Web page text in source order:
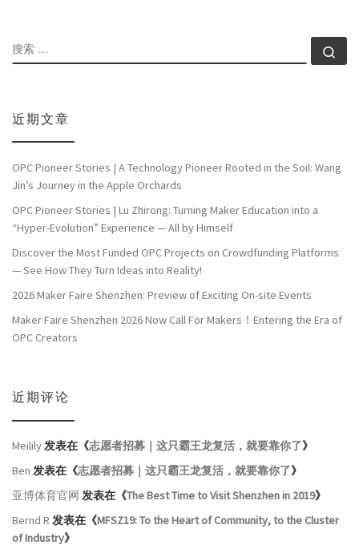
搜索
近期文章
OPC Pioneer Stories | A Technology Pioneer Rooted in the Soil: Wang
Jin’s Journey in the Apple Orchards
OPC Pioneer Stories | Lu Zhirong: Turning Maker Education into a
“Hyper-Evolution” Experience — All by Himself
Discover the Most Funded OPC Projects on Crowdfunding Platforms
— See How They Turn Ideas into Reality!
2026 Maker Faire Shenzhen: Preview of Exciting On-site Events
Maker Faire Shenzhen 2026 Now Call For Makers！Entering the Era of
OPC Creators
近期评论
Meilily发表在《志愿者招募｜这只霸王龙复活，就要靠你了》
Ben 发表在《志愿者招募｜这只霸王龙复活，就要靠你了》
亚博体育官网 发表在《The Best Time to Visit Shenzhen in 2019》
Bernd R 发表在《MFSZ19: To the Heart of Community, to the Cluster
of Industry》